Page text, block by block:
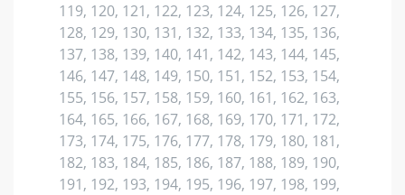
119, 120, 121, 122, 123, 124, 125, 126, 127,
128, 129, 130, 131, 132, 133, 134, 135, 136,
137, 138, 139, 140, 141, 142, 143, 144, 145,
146, 147, 148, 149, 150, 151, 152, 153, 154,
155, 156, 157, 158, 159, 160, 161, 162, 163,
164, 165, 166, 167, 168, 169, 170, 171, 172,
173, 174, 175, 176, 177, 178, 179, 180, 181,
182, 183, 184, 185, 186, 187, 188, 189, 190,
191, 192, 193, 194, 195, 196, 197, 198, 199,